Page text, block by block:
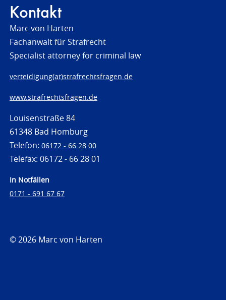
Kontakt
Marc von Harten
Fachanwalt für Strafrecht
Specialist attorney for criminal law
verteidigung(at)strafrechtsfragen.de
www.strafrechtsfragen.de
Louisenstraße 84
61348 Bad Homburg
Telefon: 06172 - 66 28 00
Telefax: 06172 - 66 28 01
In Notfällen
0171 - 691 67 67
© 2026 Marc von Harten